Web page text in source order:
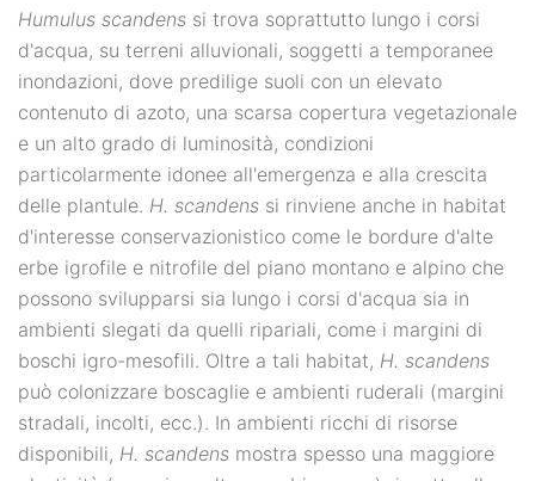
Humulus scandens si trova soprattutto lungo i corsi
d'acqua, su terreni alluvionali, soggetti a temporanee
inondazioni, dove predilige suoli con un elevato
contenuto di azoto, una scarsa copertura vegetazionale
e un alto grado di luminosità, condizioni
particolarmente idonee all'emergenza e alla crescita
delle plantule. H. scandens si rinviene anche in habitat
d'interesse conservazionistico come le bordure d'alte
erbe igrofile e nitrofile del piano montano e alpino che
possono svilupparsi sia lungo i corsi d'acqua sia in
ambienti slegati da quelli ripariali, come i margini di
boschi igro-mesofili. Oltre a tali habitat, H. scandens
può colonizzare boscaglie e ambienti ruderali (margini
stradali, incolti, ecc.). In ambienti ricchi di risorse
disponibili, H. scandens mostra spesso una maggiore